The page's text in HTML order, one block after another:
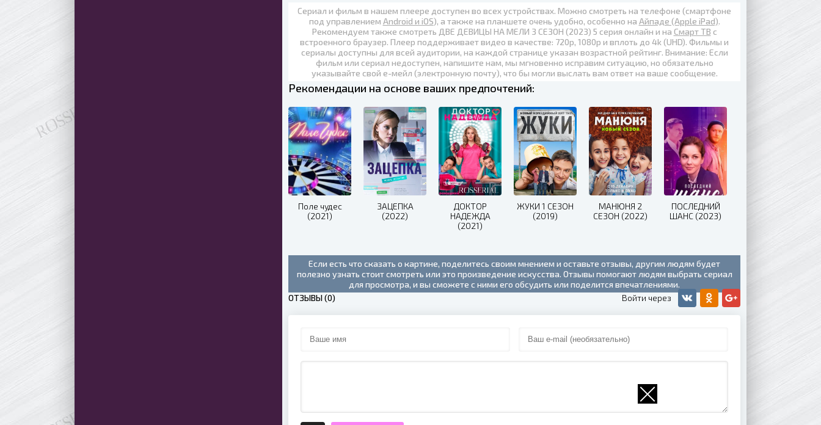
Сериал и фильм в нашем плеере доступен во всех устройствах. Можно смотреть на телефоне (смартфоне
под управлением Android и iOS), а также на планшете очень удобно, особенно на Айпаде (Apple iPad).
Рекомендуем также смотреть ДВЕ ДЕВИЦЫ НА МЕЛИ 3 СЕЗОН (2023) 5 серия онлайн и на Смарт ТВ с
встроенного браузер. Плеер поддерживает видео в качестве: 720p, 1080p и вплоть до 4k (UHD). Фильмы и
сериалы доступны для всей аудитории, на каждой странице указан возрастной рейтинг. Внимание: Если
фильм или сериал недоступен, напишите нам, мы мгновенно исправим ситуацию, но обязательно
указывайте свой е-мейл (электронную почту), что бы могли выслать вам ответ на ваше сообщение.
Рекомендации на основе ваших предпочтений:
Поле чудес
(2021)
ЗАЦЕПКА
(2022)
ДОКТОР
НАДЕЖДА
(2021)
ЖУКИ 1 СЕЗОН
(2019)
МАНЮНЯ 2
СЕЗОН (2022)
ПОСЛЕДНИЙ
ШАНС (2023)
Если есть что сказать о картине, поделитесь своим мнением и оставьте отзывы, другим людям будет
полезно узнать стоит смотреть или это произведение искусства. Отзывы помогают людям выбрать сериал
для просмотра, и вы сможете с ними его обсудить или поделится впечатлениями.
ОТЗЫВЫ (0)